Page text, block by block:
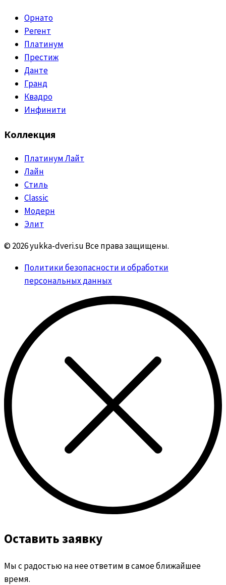
Орнато
Регент
Платинум
Престиж
Данте
Гранд
Квадро
Инфинити
Коллекция
Платинум Лайт
Лайн
Стиль
Classic
Модерн
Элит
© 2026 yukka-dveri.su Все права защищены.
Политики безопасности и обработки
персональных данных
Оставить заявку
Мы с радостью на нее ответим в самое ближайшее
время.